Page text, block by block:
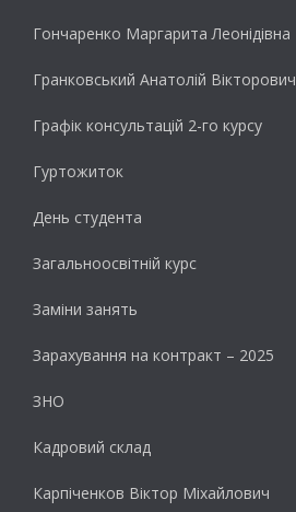
Гончаренко Маргарита Леонідівна
Гранковський Анатолій Вікторович
Графік консультацій 2-го курсу
Гуртожиток
День студента
Загальноосвітній курс
Заміни занять
Зарахування на контракт – 2025
ЗНО
Кадровий склад
Карпіченков Віктор Міхайлович